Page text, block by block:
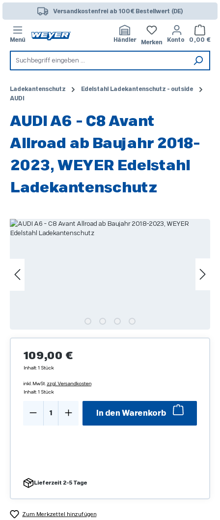
Zum Hauptinhalt springenVersandkostenfrei ab 100€ Bestellwert (DE)
Menü Händler Merken Konto 0,00 €
Ladekantenschutz
Edelstahl Ladekantenschutz - outside
AUDI
AUDI A6 - C8 Avant
Allroad ab Baujahr 2018-
2023, WEYER Edelstahl
Ladekantenschutz
Bildergalerie überspringen
Regulärer Preis:
109,00 €
Inhalt:1 Stück
inkl. MwSt. zzgl. Versandkosten
Inhalt:1 Stück
Produkt Anzahl: Gib den gewünschten
In den Warenkorb
Lieferzeit 2-5 Tage
Zum Merkzettel hinzufügen